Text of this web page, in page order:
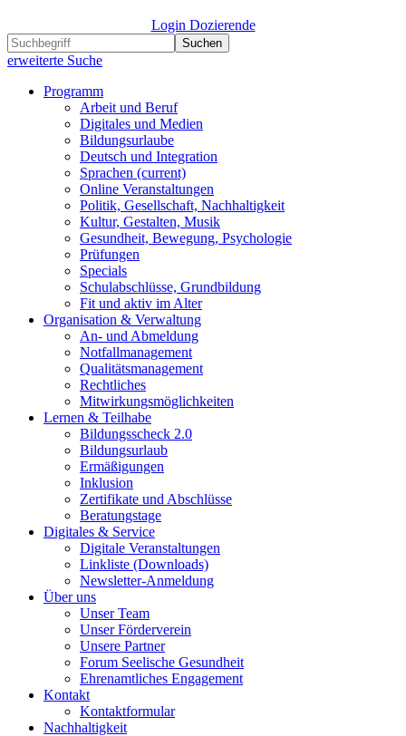
Login Dozierende
Suchen
erweiterte Suche
Programm
Arbeit und Beruf
Digitales und Medien
Bildungsurlaube
Deutsch und Integration
Sprachen (current)
Online Veranstaltungen
Politik, Gesellschaft, Nachhaltigkeit
Kultur, Gestalten, Musik
Gesundheit, Bewegung, Psychologie
Prüfungen
Specials
Schulabschlüsse, Grundbildung
Fit und aktiv im Alter
Organisation & Verwaltung
An- und Abmeldung
Notfallmanagement
Qualitätsmanagement
Rechtliches
Mitwirkungsmöglichkeiten
Lernen & Teilhabe
Bildungsscheck 2.0
Bildungsurlaub
Ermäßigungen
Inklusion
Zertifikate und Abschlüsse
Beratungstage
Digitales & Service
Digitale Veranstaltungen
Linkliste (Downloads)
Newsletter-Anmeldung
Über uns
Unser Team
Unser Förderverein
Unsere Partner
Forum Seelische Gesundheit
Ehrenamtliches Engagement
Kontakt
Kontaktformular
Nachhaltigkeit